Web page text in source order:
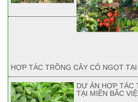
HỢP TÁC TRỒNG CÂY CỎ NGỌT
DỰ ÁN HỢP TÁC
TẠI MIỀN BẮC